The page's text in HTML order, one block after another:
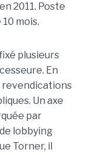
2011. Poste
mois.
plusieurs
En
revendications
Un axe
par
lobbying
Torner, il